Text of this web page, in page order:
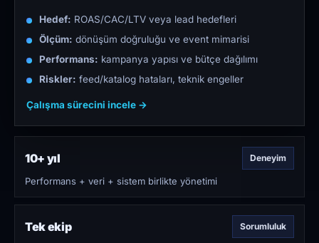
Hedef: ROAS/CAC/LTV veya lead hedefleri
Ölçüm: dönüşüm doğruluğu ve event mimarisi
Performans: kampanya yapısı ve bütçe dağılımı
Riskler: feed/katalog hataları, teknik engeller
Çalışma sürecini incele →
10+ yıl Deneyim
Performans + veri + sistem birlikte yönetimi
Tek ekip Sorumluluk